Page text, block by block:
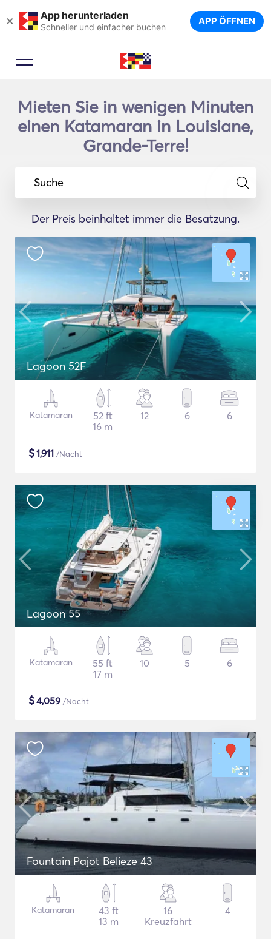
× App herunterladen
Schneller und einfacher buchen APP ÖFFNEN
Mieten Sie in wenigen Minuten
einen Katamaran in Louisiane,
Grande-Terre!
Suche
Der Preis beinhaltet immer die Besatzung.
Lagoon 52F
Katamaran
52 ft
16 m
12 6 6
$1,911 /Nacht
Lagoon 55
Katamaran
55 ft
17 m
10 5 6
$4,059 /Nacht
Fountain Pajot Belieze 43
Katamaran
43 ft
13 m
16
Kreuzfahrt
4